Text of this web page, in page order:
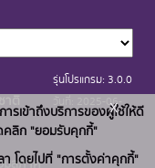
ติ
มูลภาค
รุ่นโปรแกรม: 3.0.0
วันที่: 2025-06-
10
รเข้าถึงบริการของผู้ใช้ให้ดี
คลิก "ยอมรับคุกกี้"
โดยไปที่ "การตั้งค่าคุกกี้"
x